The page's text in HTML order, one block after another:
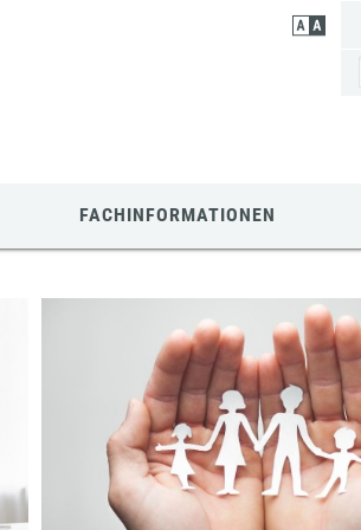
FACHINFORMATIONEN